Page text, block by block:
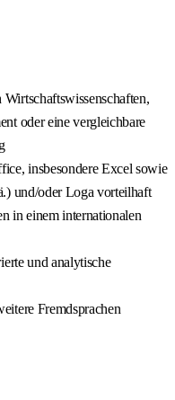
oder eine vergleichbare
insbesondere Excel sowie
und/oder Loga vorteilhaft
in einem internationalen
und analytische
Fremdsprachen